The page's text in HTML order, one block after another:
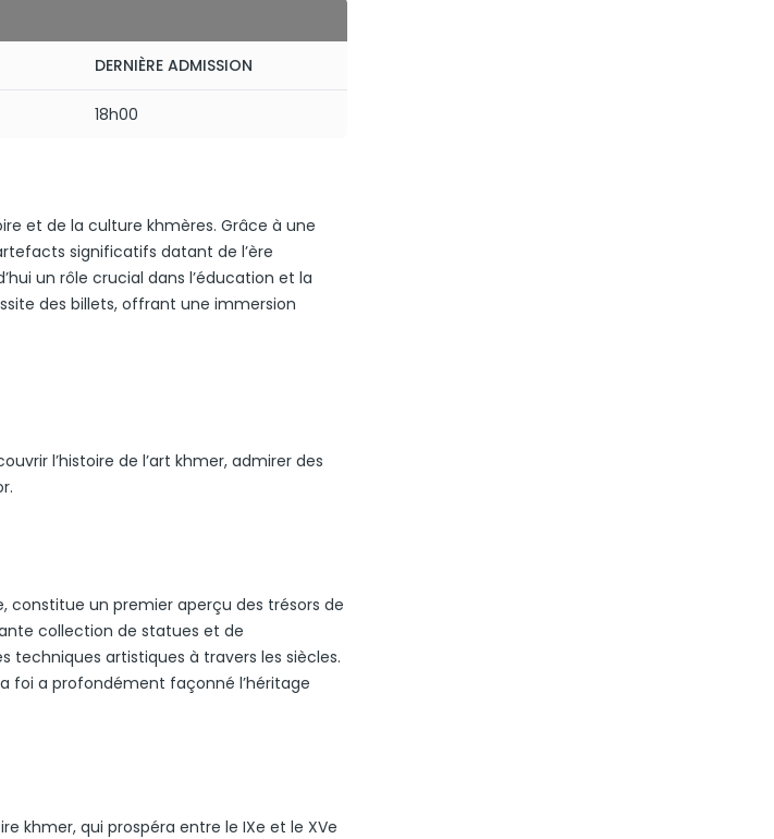
DERNIÈRE ADMISSION
18h00
et de la culture khmères. Grâce à une
significatifs datant de l’ère
un rôle crucial dans l’éducation et la
des billets, offrant une immersion
l’histoire de l’art khmer, admirer des
constitue un premier aperçu des trésors de
collection de statues et de
techniques artistiques à travers les siècles.
foi a profondément façonné l’héritage
khmer, qui prospéra entre le IXe et le XVe